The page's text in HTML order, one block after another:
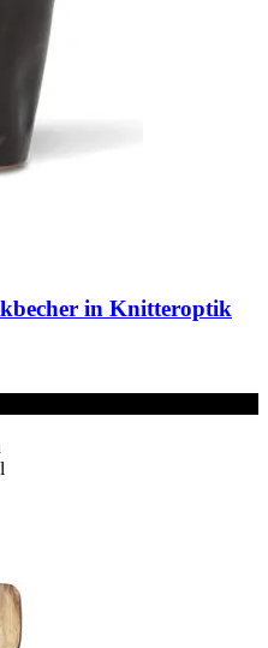
in Knitteroptik